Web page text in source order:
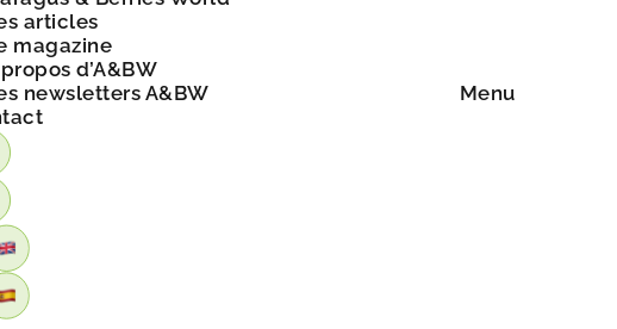
articles
magazine
d’A&BW
newsletters A&BW
Menu